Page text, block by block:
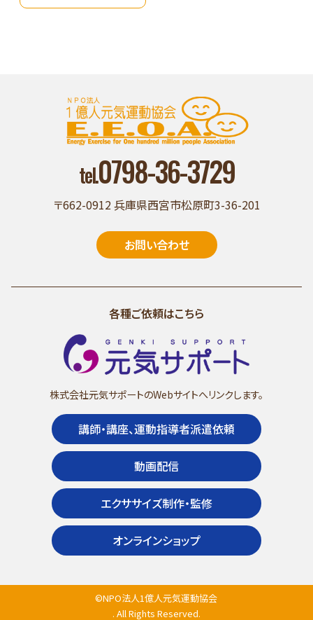
tel.0798-36-3729
〒662-0912 兵庫県西宮市松原町3-36-201
お問い合わせ
各種ご依頼はこちら
株式会社元気サポートのWebサイトへリンクします。
講師・講座、運動指導者派遣依頼
動画配信
エクササイズ制作・監修
オンラインショップ
©NPO法人1億人元気運動協会
. All Rights Reserved.